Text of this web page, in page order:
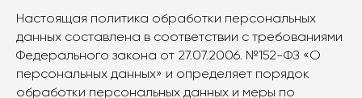
Настоящая политика обработки персональных
данных составлена в соответствии с требованиями
Федерального закона от 27.07.2006. №152-ФЗ «О
персональных данных» и определяет порядок
обработки персональных данных и меры по